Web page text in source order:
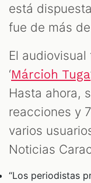
está
fue de más
El
‘Márcioh Tuga
Hasta ahora,
reacciones y
varios
Noticias
“Los periodistas